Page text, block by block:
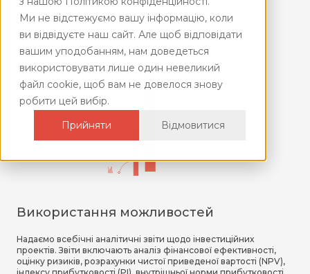
Ми не відстежуємо вашу інформацію, коли
ви відвідуєте наш сайт. Але щоб відповідати
вашим уподобанням, нам доведеться
використовувати лише один невеликий
файл cookie, щоб вам не довелося знову
робити цей вибір.
Прийняти
Відмовитися
Використання можливостей
Надаємо всебічні аналітичні звіти щодо інвестиційних
проектів. Звіти включають аналіз фінансової ефективності,
оцінку ризиків, розрахунки чистої приведеної вартості (NPV),